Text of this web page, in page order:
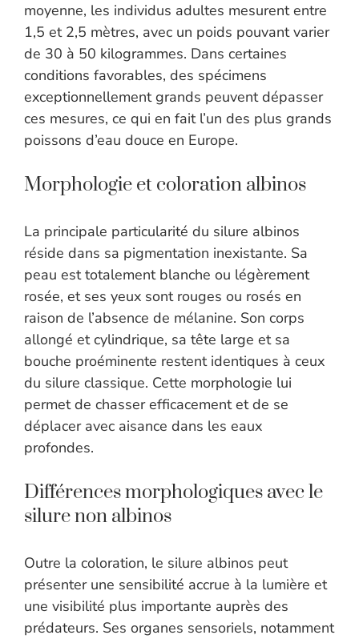
moyenne, les individus adultes mesurent entre
1,5 et 2,5 mètres, avec un poids pouvant varier
de 30 à 50 kilogrammes. Dans certaines
conditions favorables, des spécimens
exceptionnellement grands peuvent dépasser
ces mesures, ce qui en fait l’un des plus grands
poissons d’eau douce en Europe.
Morphologie et coloration albinos
La principale particularité du silure albinos
réside dans sa pigmentation inexistante. Sa
peau est totalement blanche ou légèrement
rosée, et ses yeux sont rouges ou rosés en
raison de l’absence de mélanine. Son corps
allongé et cylindrique, sa tête large et sa
bouche proéminente restent identiques à ceux
du silure classique. Cette morphologie lui
permet de chasser efficacement et de se
déplacer avec aisance dans les eaux
profondes.
Différences morphologiques avec le
silure non albinos
Outre la coloration, le silure albinos peut
présenter une sensibilité accrue à la lumière et
une visibilité plus importante auprès des
prédateurs. Ses organes sensoriels, notamment